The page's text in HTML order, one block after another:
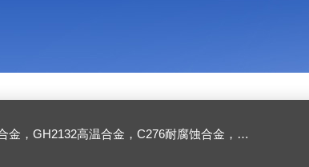
温合金，C276耐腐蚀合金，1J50精密合金，Inconel600镍基合金